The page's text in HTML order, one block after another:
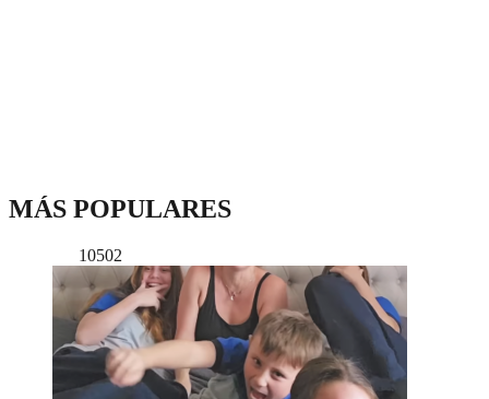
MÁS POPULARES
10502